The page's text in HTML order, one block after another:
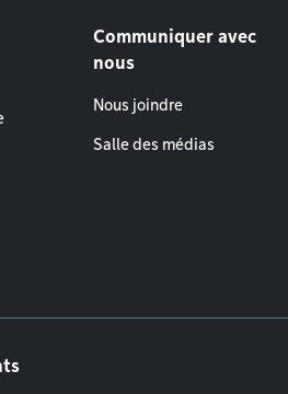
Communiquer avec
nous
Nous joindre
Salle des médias